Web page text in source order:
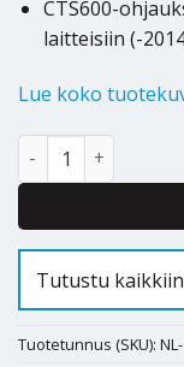
CTS600-
laitteisiin (-
Lue koko
Suoja-anodi Nilan
Alternative:
Tutustu
Tuotetunnus (SKU):